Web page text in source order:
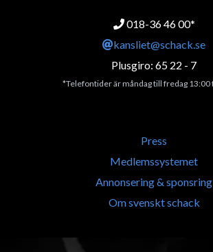
018-36 46 00*
kansliet@schack.se
Plusgiro: 65 22 - 7
*Telefontider är måndag till fredag 13:00
Press
Medlemssystemet
Annonsering & sponsring
Om svenskt schack